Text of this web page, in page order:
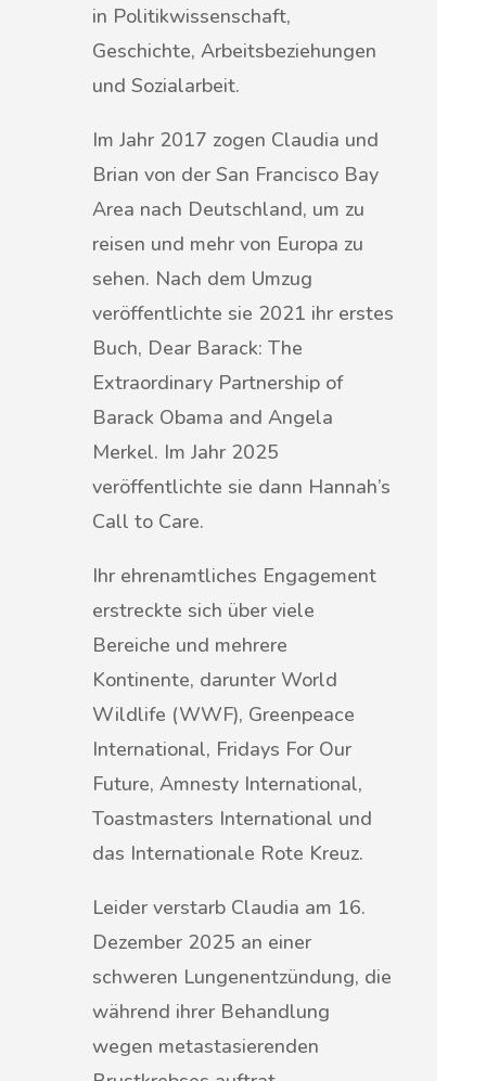
in Politikwissenschaft,
Geschichte, Arbeitsbeziehungen
und Sozialarbeit.
Im Jahr 2017 zogen Claudia und
Brian von der San Francisco Bay
Area nach Deutschland, um zu
reisen und mehr von Europa zu
sehen. Nach dem Umzug
veröffentlichte sie 2021 ihr erstes
Buch, Dear Barack: The
Extraordinary Partnership of
Barack Obama and Angela
Merkel. Im Jahr 2025
veröffentlichte sie dann Hannah’s
Call to Care.
Ihr ehrenamtliches Engagement
erstreckte sich über viele
Bereiche und mehrere
Kontinente, darunter World
Wildlife (WWF), Greenpeace
International, Fridays For Our
Future, Amnesty International,
Toastmasters International und
das Internationale Rote Kreuz.
Leider verstarb Claudia am 16.
Dezember 2025 an einer
schweren Lungenentzündung, die
während ihrer Behandlung
wegen metastasierenden